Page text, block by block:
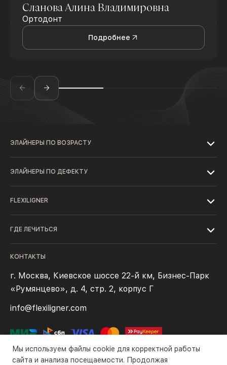
Сланова Алина Владимировна
Ортодонт
Подробнее
ЭЛАЙНЕРЫ ПО ВОЗРАСТУ
ЭЛАЙНЕРЫ ПО ДЕФЕКТУ
FLEXILIGNER
ГДЕ ЛЕЧИТЬСЯ
КОНТАКТЫ
г. Москва, Киевское шоссе 22-й км, Бизнес-Парк
«Румянцево», д. 4, стр. 2, корпус Г
info@flexiligner.com
Мы используем файлы cookie для корректной работы
сайта и анализа посещаемости. Продолжая